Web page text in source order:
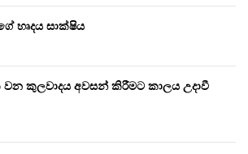
හෘදය සාක්ෂිය
වන කුලවාදය අවසන් කිරීමට කාලය උදාවී